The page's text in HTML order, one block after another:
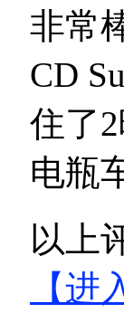
非常
CD
住了
电瓶
以上
【进